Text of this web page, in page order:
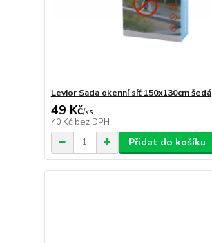
Levior Sada okenní síť 150x130cm šedá
49 Kč/ks
40 Kč bez DPH
Přidat do košíku